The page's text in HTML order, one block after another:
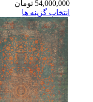
54,000,000 تومان
انتخاب گزینه ها